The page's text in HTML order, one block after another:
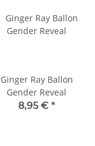
Ginger Ray Ballon
Gender Reveal
8,95 € *